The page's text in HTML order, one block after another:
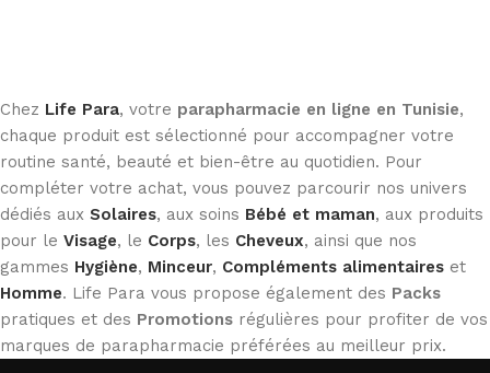
Chez Life Para, votre parapharmacie en ligne en Tunisie,
chaque produit est sélectionné pour accompagner votre
routine santé, beauté et bien-être au quotidien. Pour
compléter votre achat, vous pouvez parcourir nos univers
dédiés aux Solaires, aux soins Bébé et maman, aux produits
pour le Visage, le Corps, les Cheveux, ainsi que nos
gammes Hygiène, Minceur, Compléments alimentaires et
Homme. Life Para vous propose également des Packs
pratiques et des Promotions régulières pour profiter de vos
marques de parapharmacie préférées au meilleur prix.